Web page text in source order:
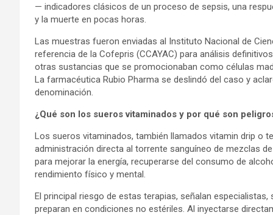
— indicadores clásicos de un proceso de sepsis, una
y la muerte en pocas horas.
Las muestras fueron enviadas al Instituto Nacional de
referencia de la Cofepris (CCAYAC) para análisis
otras sustancias que se promocionaban como células
La farmacéutica Rubio Pharma se deslindó del caso y
denominación.
¿Qué son los sueros vitaminados y por qué son
Los sueros vitaminados, también llamados vitamin drip o
administración directa al torrente sanguíneo de mezclas
para mejorar la energía, recuperarse del consumo de
rendimiento físico y mental.
El principal riesgo de estas terapias, señalan
preparan en condiciones no estériles. Al inyectarse